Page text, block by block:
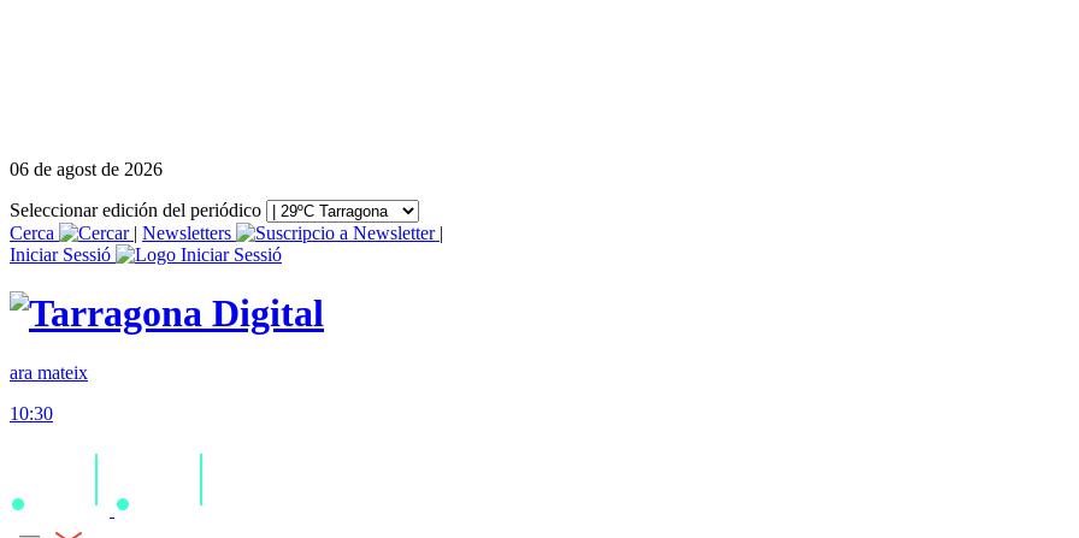
06 de agost de 2026
Seleccionar edición del periódico
Cerca
| Newsletters
|
Iniciar Sessió
ara mateix
10:30